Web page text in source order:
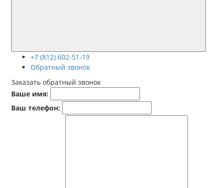
+7 (812) 602-51-19
Обратный звонок
Заказать обратный звонок
Ваше имя:
Ваш телефон: